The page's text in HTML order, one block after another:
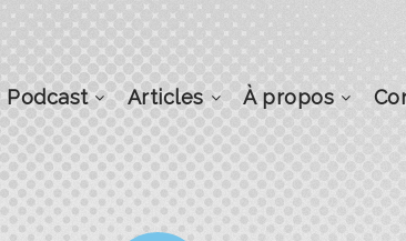
Podcast Articles À propos